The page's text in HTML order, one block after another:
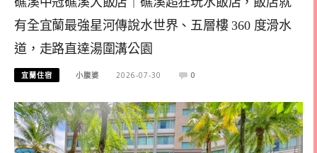
有全宜蘭最強星河傳說水世界、五層樓 360 度滑水
道，走路直達湯圍溝公園
宜蘭住宿 小腹婆 2026-07-30 0